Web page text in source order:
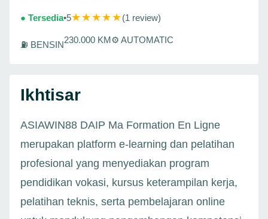
● Tersedia•5★★★★★(1 review)
⛽ BENSIN230.000 KM⚙ AUTOMATIC
Ikhtisar
ASIAWIN88 DAIP Ma Formation En Ligne
merupakan platform e-learning dan pelatihan
profesional yang menyediakan program
pendidikan vokasi, kursus keterampilan kerja,
pelatihan teknis, serta pembelajaran online